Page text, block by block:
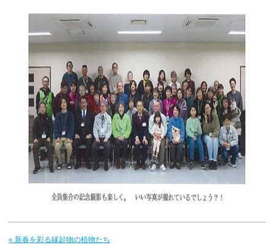
« 新春を彩る縁起物の植物たち